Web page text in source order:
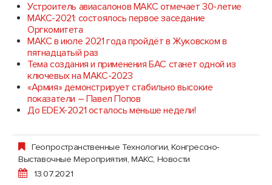
Устроитель авиасалонов МАКС отмечает 30-летие
МАКС-2021: состоялось первое заседание
Оргкомитета
МАКС в июле 2021 года пройдёт в Жуковском в
пятнадцатый раз
Тема создания и применения БАС станет одной из
ключевых на МАКС-2023
«Армия» демонстрирует стабильно высокие
показатели – Павел Попов
До EDEX-2021 осталось меньше недели!
Геопространственные Технологии,Конгрессно-
Выставочные Мероприятия,МАКС, Новости
13.07.2021